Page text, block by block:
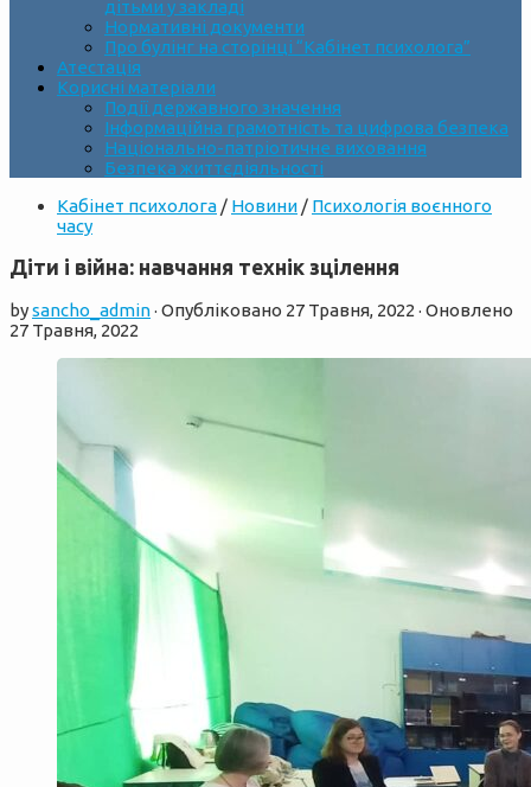
дітьми у закладі
Нормативні документи
Про булінг на сторінці “Кабінет психолога”
Атестація
Корисні матеріали
Події державного значення
Інформаційна грамотність та цифрова безпека
Національно-патріотичне виховання
Безпека життєдіяльності
Кабінет психолога / Новини / Психологія воєнного
часу
Діти і війна: навчання технік зцілення
bysancho_admin· Опубліковано 27 Травня, 2022 · Оновлено
27 Травня, 2022